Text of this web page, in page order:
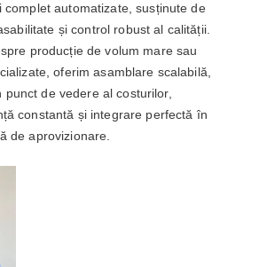
complet automatizate, susținute de
și control robust al calității.
producție de volum mare sau
oferim asamblare scalabilă,
punct de vedere al costurilor,
constantă și integrare perfectă în
de aprovizionare.